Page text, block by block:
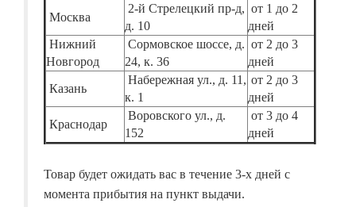
Москва
2-й Стрелецкий пр-д,
д. 10
от 1 до 2
дней
Нижний
Новгород
Сормовское шоссе, д.
24, к. 36
от 2 до 3
дней
Казань
Набережная ул., д. 11,
к. 1
от 2 до 3
дней
Краснодар
Воровского ул., д.
152
от 3 до 4
дней
Товар будет ожидать вас в течение 3-х дней с
момента прибытия на пункт выдачи.